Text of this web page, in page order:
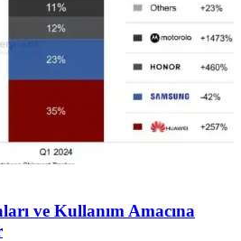
ve Kullanım Amacına